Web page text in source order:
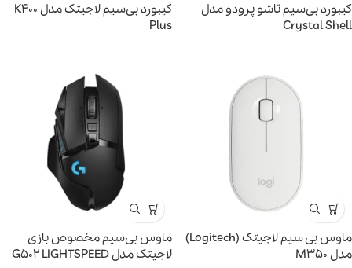
کیبورد بی‌سیم تاشو پرودو مدل
Crystal Shell
کیبورد بی‌سیم لاجیتک مدل K400
Plus
ماوس بی سیم لاجیتک (Logitech)
مدل M350
ماوس بی‌سیم مخصوص بازی
لاجیتک مدل G502 LIGHTSPEED